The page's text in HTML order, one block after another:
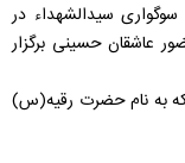
سیدالشهداء در
عاشقان حسینی برگزار
به نام حضرت رقیه(س)